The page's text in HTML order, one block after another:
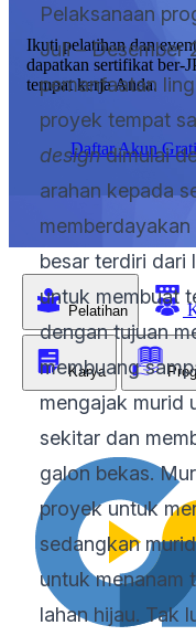
Pelaksanaan
Juli – Desember
pemanfaatan
proyek tempat
designdimulai
arahan kepada
besar terdiri dari
untuk membuat
dengan tujuan
membuang
mengajak murid
sekitar dan
galon bekas.
proyek untuk
sedangkan
untuk menanam
lahan hijau. Tak
Ikuti pelatihan dan
dapatkan sertifikat ber-
tempat kerja Anda.
Daftar Akun
Pelatihan
Karya